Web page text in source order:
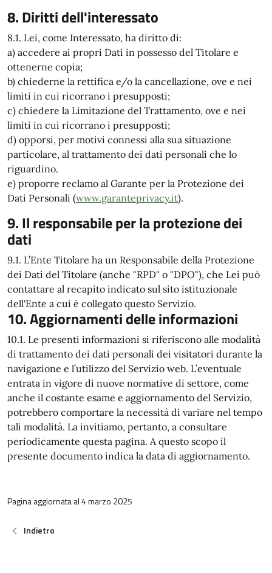
8. Diritti dell'interessato
8.1. Lei, come Interessato, ha diritto di:
a) accedere ai propri Dati in possesso del Titolare e
ottenerne copia;
b) chiederne la rettifica e/o la cancellazione, ove e nei
limiti in cui ricorrano i presupposti;
c) chiedere la Limitazione del Trattamento, ove e nei
limiti in cui ricorrano i presupposti;
d) opporsi, per motivi connessi alla sua situazione
particolare, al trattamento dei dati personali che lo
riguardino.
e) proporre reclamo al Garante per la Protezione dei
Dati Personali (www.garanteprivacy.it).
9. Il responsabile per la protezione dei
dati
9.1. L’Ente Titolare ha un Responsabile della Protezione
dei Dati del Titolare (anche "RPD" o "DPO"), che Lei può
contattare al recapito indicato sul sito istituzionale
dell'Ente a cui è collegato questo Servizio.
10. Aggiornamenti delle informazioni
10.1. Le presenti informazioni si riferiscono alle modalità
di trattamento dei dati personali dei visitatori durante la
navigazione e l’utilizzo del Servizio web. L’eventuale
entrata in vigore di nuove normative di settore, come
anche il costante esame e aggiornamento del Servizio,
potrebbero comportare la necessità di variare nel tempo
tali modalità. La invitiamo, pertanto, a consultare
periodicamente questa pagina. A questo scopo il
presente documento indica la data di aggiornamento.
Pagina aggiornata al 4 marzo 2025
Indietro